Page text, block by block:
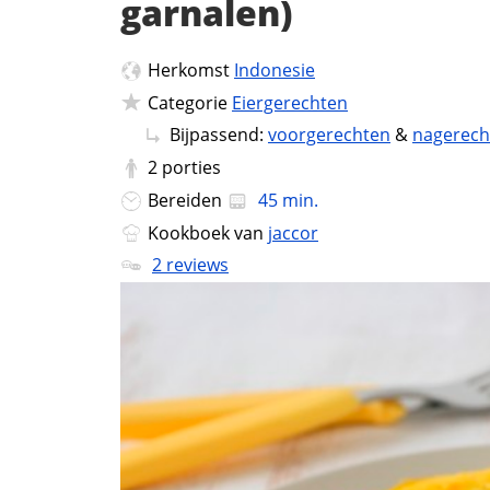
garnalen)
Herkomst Indonesie
Categorie Eiergerechten
Bijpassend: voorgerechten &
2 porties
Bereiden
45 min.
Kookboek van jaccor
2 reviews